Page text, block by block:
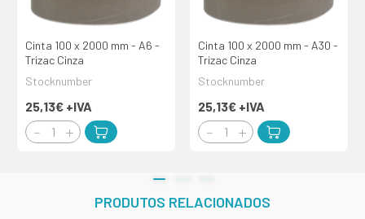
Cinta 100 x 2000 mm - A6 -
Trizac Cinza
Stocknumber
25,13€ +IVA
Cinta 100 x 2000 mm - A30 -
Trizac Cinza
Stocknumber
25,13€ +IVA
PRODUTOS RELACIONADOS